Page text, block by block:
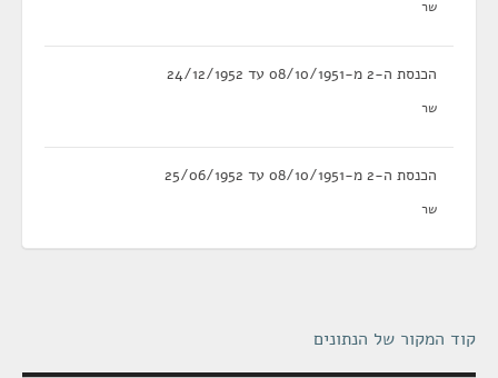
שר
הכנסת ה-2 מ-08/10/1951 עד 24/12/1952
שר
הכנסת ה-2 מ-08/10/1951 עד 25/06/1952
שר
קוד המקור של הנתונים